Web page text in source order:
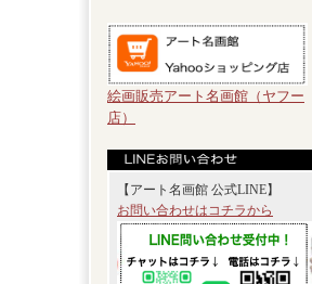
絵画販売アート名画館（ヤフー
店）
【アート名画館 公式LINE】
お問い合わせはコチラから